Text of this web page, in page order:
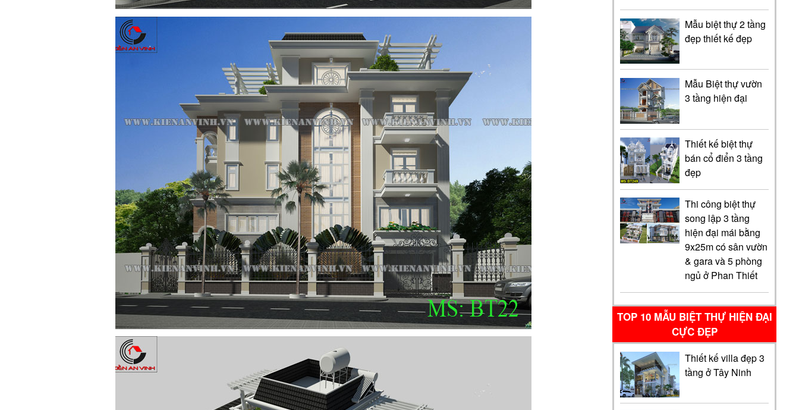
Mẫu biệt thự 2 tầng
đẹp thiết kế đẹp
Mẫu Biệt thự vườn
3 tầng hiện đại
Thiết kế biệt thự
bán cổ điển 3 tầng
đẹp
Thi công biệt thự
song lập 3 tầng
hiện đại mái bằng
9x25m có sân vườn
& gara và 5 phòng
ngủ ở Phan Thiết
TOP 10 MẪU BIỆT THỰ HIỆN ĐẠI
CỰC ĐẸP
Thiết kế villa đẹp 3
tầng ở Tây Ninh